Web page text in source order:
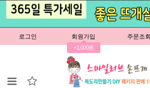
로그인 회원가입
+1,000원
주문조회